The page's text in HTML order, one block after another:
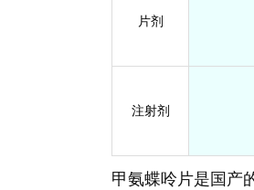
片剂
注射剂
甲氨蝶呤片是国产